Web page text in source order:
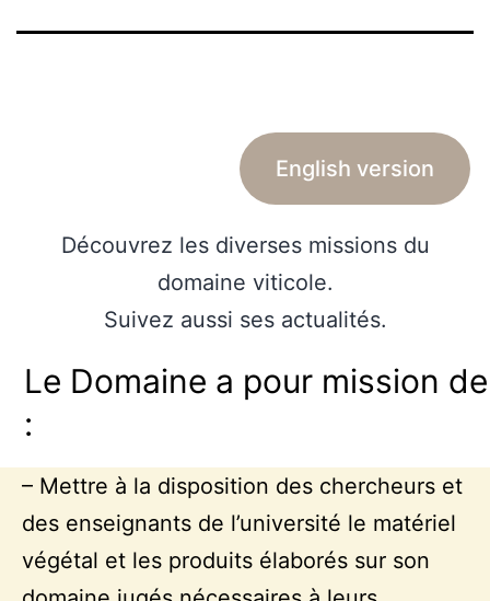
English version
Découvrez les diverses missions du
domaine viticole.
Suivez aussi ses actualités.
Le Domaine a pour mission de
:
– Mettre à la disposition des chercheurs et
des enseignants de l’université le matériel
végétal et les produits élaborés sur son